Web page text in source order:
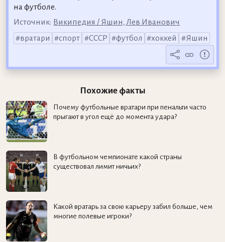
на футболе.
Источник: Википедия / Яшин, Лев Иванович
вратари
спорт СССР футбол хоккей Яшин
Похожие факты
Почему футбольные вратари при пенальти часто
прыгают в угол ещё до момента удара?
В футбольном чемпионате какой страны
существовал лимит ничьих?
Какой вратарь за свою карьеру забил больше, чем
многие полевые игроки?